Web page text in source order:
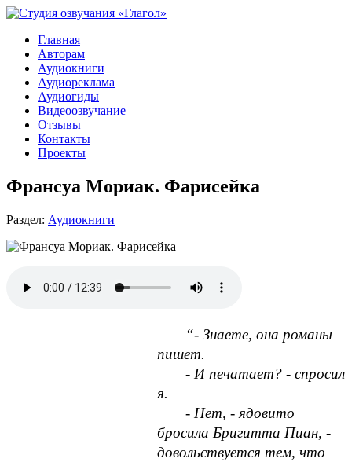
Главная
Авторам
Аудиокниги
Аудиореклама
Аудиогиды
Видеоозвучание
Отзывы
Контакты
Проекты
Франсуа Мориак. Фарисейка
Раздел: Аудиокниги
“- Знаете, она романы
пишет.
- И печатает? - спросил
я.
- Нет, - ядовито
бросила Бригитта Пиан, -
довольствуется тем, что